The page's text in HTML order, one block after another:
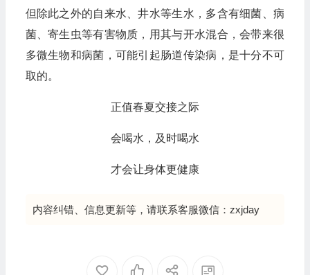
但除此之外的自来水、井水等生水，多含有细菌、病
菌、寄生虫等有害物质，用其与开水混合，会带来很
多微生物和病菌，可能引起肠道传染病，是十分不可
取的。
正值春夏交接之际
会喝水，及时喝水
才会让身体更健康
内容纠错、信息更新等，请联系客服微信：zxjday